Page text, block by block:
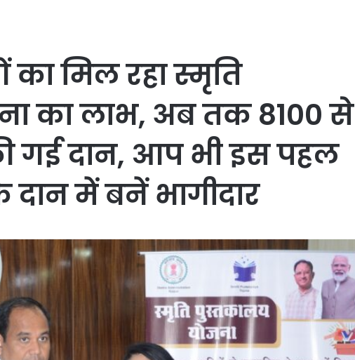
मिल रहा स्मृति
का लाभ, अब तक 8100 से
गई दान, आप भी इस पहल
में बनें भागीदार